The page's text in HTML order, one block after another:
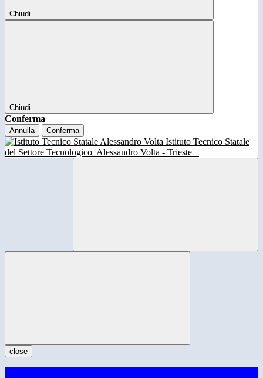
Chiudi
Chiudi
Conferma
Annulla Conferma
Istituto Tecnico Statale
del Settore Tecnologico Alessandro Volta - Trieste
close